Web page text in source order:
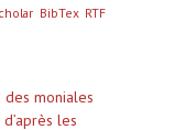
BibTex RTF
des moniales
les